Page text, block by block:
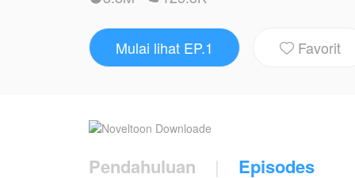
Belum sempat Arsy bangkit dari
dan terbaring kritis setelah mengetahui
kehilangan cinta, kepercayaan, dan
ayah Arsy yang terbaring lemah, Syakil
Mulai lihat EP.1  Favorit
Pendahuluan | Episodes